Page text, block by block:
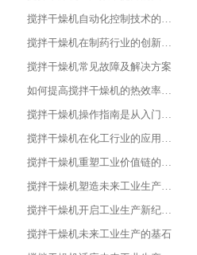
搅拌干燥机自动化控制技术的探索与实践
搅拌干燥机在制药行业的创新应用
搅拌干燥机常见故障及解决方案
如何提高搅拌干燥机的热效率与干燥效果
搅拌干燥机操作指南是从入门到精通
搅拌干燥机在化工行业的应用及优势分析
搅拌干燥机重塑工业价值链的重要一环
搅拌干燥机塑造未来工业生产新格局的重要工具
搅拌干燥机开启工业生产新纪元的关键
搅拌干燥机未来工业生产的基石